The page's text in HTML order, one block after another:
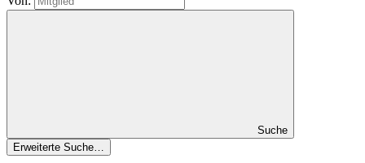
Suche
Erweiterte Suche…